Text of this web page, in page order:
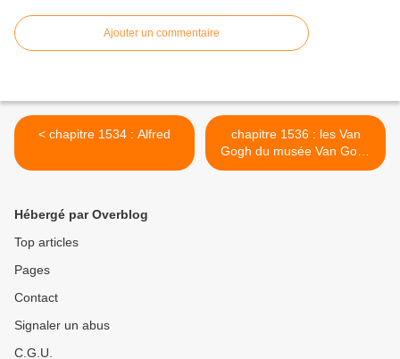
Ajouter un commentaire
< chapitre 1534 : Alfred
chapitre 1536 : les Van
Gogh du musée Van Gogh
>
Hébergé par Overblog
Top articles
Pages
Contact
Signaler un abus
C.G.U.